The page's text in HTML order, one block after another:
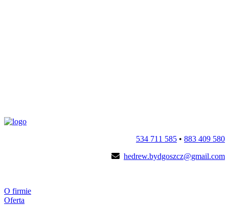
534 711 585 • 883 409 580
hedrew.bydgoszcz@gmail.com
O firmie
Oferta